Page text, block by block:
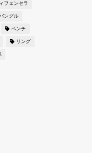
フェンセラ
バングル
ベンチ
リング